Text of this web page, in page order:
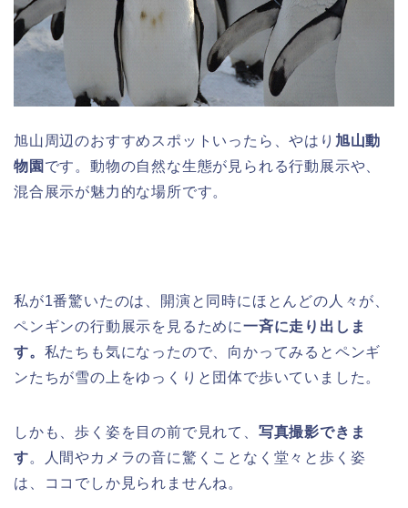
旭山周辺のおすすめスポットいったら、やはり 旭山動
物園 です。動物の自然な生態が見られる行動展示や、
混合展示が魅力的な場所です。
私が1番驚いたのは、開演と同時にほとんどの人々が、
ペンギンの行動展示を見るために一斉に走り出しま
す。 私たちも気になったので、向かってみるとペンギ
ンたちが雪の上をゆっくりと団体で歩いていました。
しかも、歩く姿を目の前で見れて、 写真撮影できま
す。人間やカメラの音に驚くことなく堂々と歩く姿
は、ココでしか見られませんね。